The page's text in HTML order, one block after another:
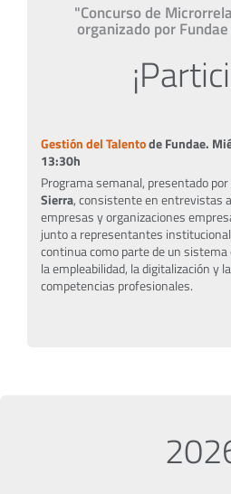
"Concurso de
organizado por
Gestión del Talentode Fundae.
13:30h
Programa semanal, presentado por
Sierra, consistente en entrevistas
empresas y organizaciones
junto a representantes
continua como parte de un
la empleabilidad, la digitalización y
competencias profesionales.